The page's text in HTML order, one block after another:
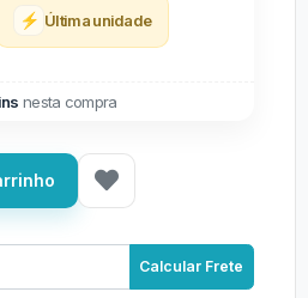
⚡ Última unidade
nesta compra
Calcular Frete